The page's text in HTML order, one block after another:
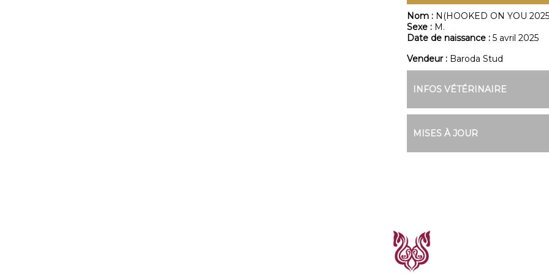
Nom : N(HOOKED ON YOU
Sexe : M.
Date de naissance : 5 avril 2025
Vendeur : Baroda Stud
INFOS VÉTÉRINAIRE
MISES À JOUR